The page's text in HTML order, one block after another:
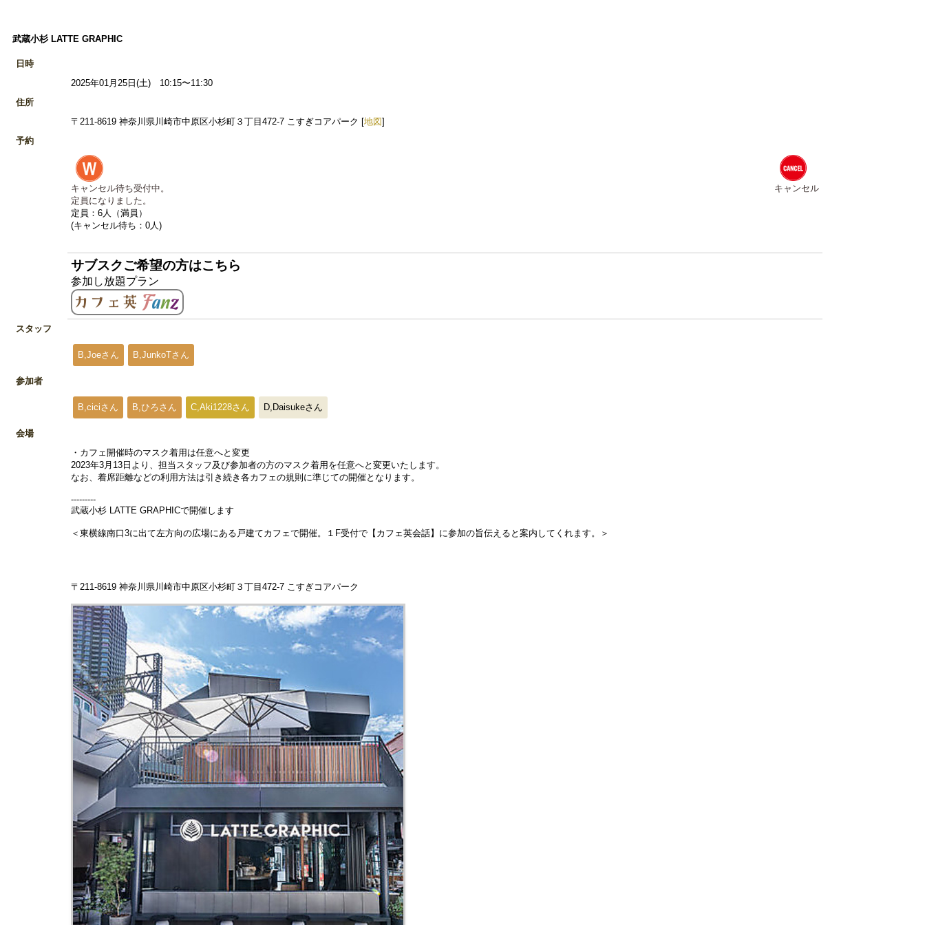
武蔵小杉 LATTE GRAPHIC
日時
2025年01月25日(土) 10:15〜11:30
住所
〒211-8619 神奈川県川崎市中原区小杉町３丁目472-7 こすぎコアパーク [地図]
予約
キャンセル待ち受付中。
定員になりました。
定員：6人（満員）
(キャンセル待ち：0人)
キャンセル
サブスクご希望の方はこちら
参加し放題プラン
スタッフ
B,Joeさん B,JunkoTさん
参加者
B,ciciさん B,ひろさん C,Aki1228さん D,Daisukeさん
会場
・カフェ開催時のマスク着用は任意へと変更
2023年3月13日より、担当スタッフ及び参加者の方のマスク着用を任意へと変更いたします。
なお、着席距離などの利用方法は引き続き各カフェの規則に準じての開催となります。
---------
武蔵小杉 LATTE GRAPHICで開催します
＜東横線南口3に出て左方向の広場にある戸建てカフェで開催。１F受付で【カフェ英会話】に参加の旨伝えると案内してくれます。＞
〒211-8619 神奈川県川崎市中原区小杉町３丁目472-7 こすぎコアパーク